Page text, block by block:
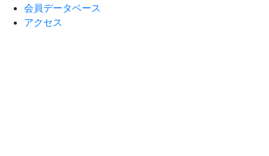
会員データベース
アクセス